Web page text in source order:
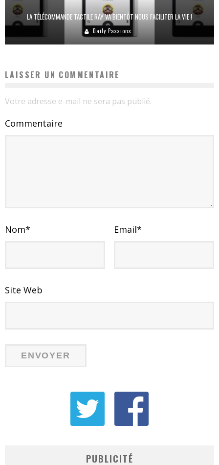
LA TÉLÉCOMMANDE TACTILE RAY VA BIENTÔT NOUS FACILITER LA VIE !
Daily Passions
LAISSER UN COMMENTAIRE
Votre adresse e-mail ne sera pas publié.
Commentaire
Nom* Email*
Site Web
PUBLICITÉ